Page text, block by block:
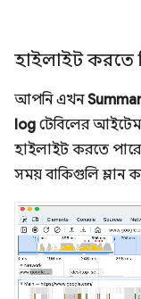
হাইলাইট করতে
আপনি এখন
log টেবিলের
হাইলাইট করতে
সময় বাকিগুলি ম্লান